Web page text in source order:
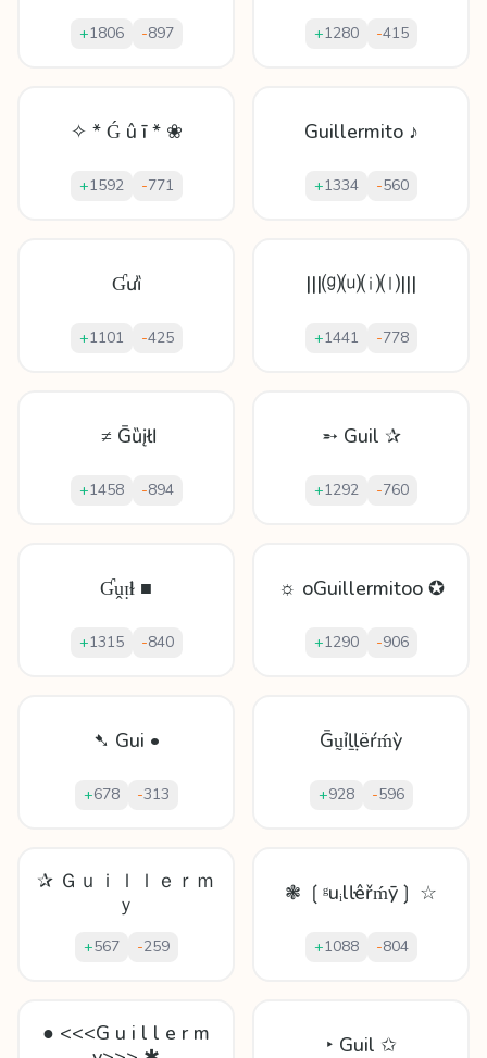
+1806 -897 +1280 -415
✧ * Ǵ û ī * ❀
+1592 -771
Guillermito ♪
+1334 -560
Ɠưȉ
+1101 -425
|||⒢⒰⒤⒧|||
+1441 -778
≠ Ḡȕįłӏ
+1458 -894
➵ Guil ✰
+1292 -760
Ɠṷᴉӏɫ ■
+1315 -840
☼ oGuillermitoo ✪
+1290 -906
➷ Gui •
+678 -313
Ḡṵỉḻḷëŕḿỳ
+928 -596
✰ Ｇｕｉｌｌｅｒｍ
ｙ
+567 -259
❃ ❲ᵍuᵢlŀêřḿȳ❳ ☆
+1088 -804
● <<<G u i l l e r m
‣ Guil ✩